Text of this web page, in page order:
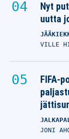
Nyt
uutta
VILLE
FIFA-
JONI